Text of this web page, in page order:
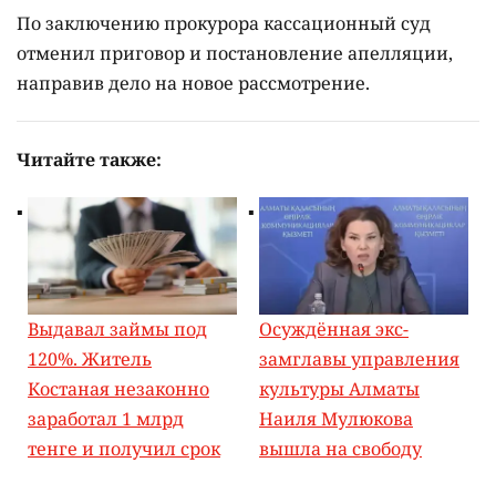
По заключению прокурора кассационный суд
отменил приговор и постановление апелляции,
направив дело на новое рассмотрение.
Читайте также:
Выдавал займы под
120%. Житель
Костаная незаконно
заработал 1 млрд
тенге и получил срок
Осуждённая экс-
замглавы управления
культуры Алматы
Наиля Мулюкова
вышла на свободу